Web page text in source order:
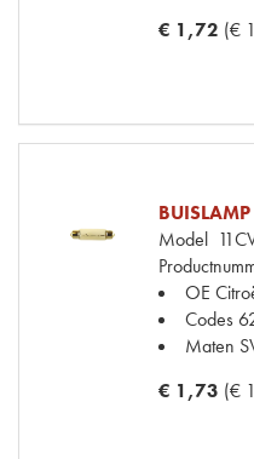
€ 1,72 (€
Model
OE
Codes
Maten
€ 1,73 (€